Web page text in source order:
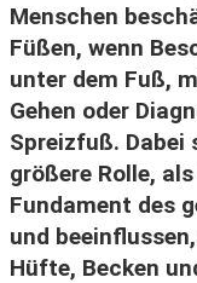
Menschen
Füßen, wenn
unter dem Fuß,
Gehen oder
Spreizfuß. Dabei
größere Rolle,
Fundament des
und
Hüfte, Becken